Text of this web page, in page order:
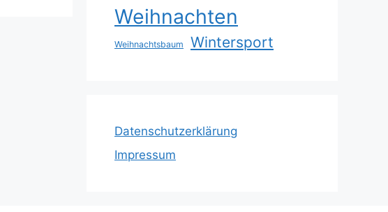
Weihnachten
Weihnachtsbaum Wintersport
Datenschutzerklärung
Impressum